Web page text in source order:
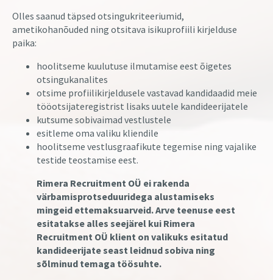
Olles saanud täpsed otsingukriteeriumid,
ametikohanõuded ning otsitava isikuprofiili kirjelduse
paika:
hoolitseme kuulutuse ilmutamise eest õigetes
otsingukanalites
otsime profiilikirjeldusele vastavad kandidaadid meie
tööotsijateregistrist lisaks uutele kandideerijatele
kutsume sobivaimad vestlustele
esitleme oma valiku kliendile
hoolitseme vestlusgraafikute tegemise ning vajalike
testide teostamise eest.
Rimera Recruitment OÜ ei rakenda
värbamisprotseduuridega alustamiseks
mingeid ettemaksuarveid. Arve teenuse eest
esitatakse alles seejärel kui Rimera
Recruitment OÜ klient on valikuks esitatud
kandideerijate seast leidnud sobiva ning
sõlminud temaga töösuhte.